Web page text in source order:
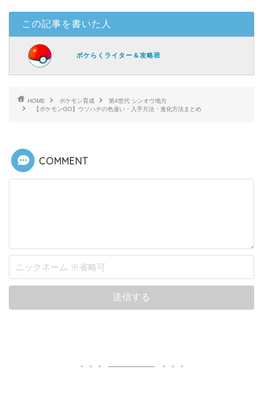
この記事を書いた人
ポケらくライター＆攻略班
HOME ポケモン育成
第4世代 シンオウ地方
【ポケモンGO】ウソハチの色違い・入手方法・進化方法まとめ
COMMENT